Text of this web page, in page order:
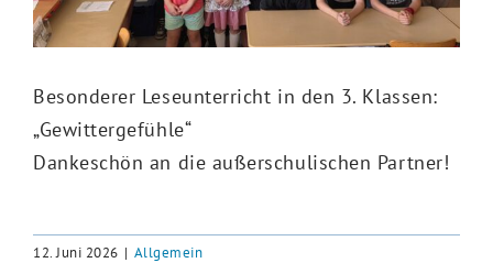
Besonderer Leseunterricht in den 3. Klassen:
„Gewittergefühle“
Dankeschön an die außerschulischen Partner!
12. Juni 2026 | Allgemein